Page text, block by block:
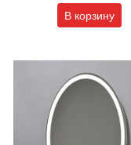
В корзину